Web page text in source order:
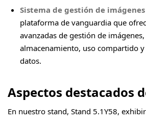
Sistema de gestión de
plataforma de vanguardia que
avanzadas de gestión de
almacenamiento, uso compartido
datos.
Aspectos destacados
En nuestro stand, Stand 5.1Y58,